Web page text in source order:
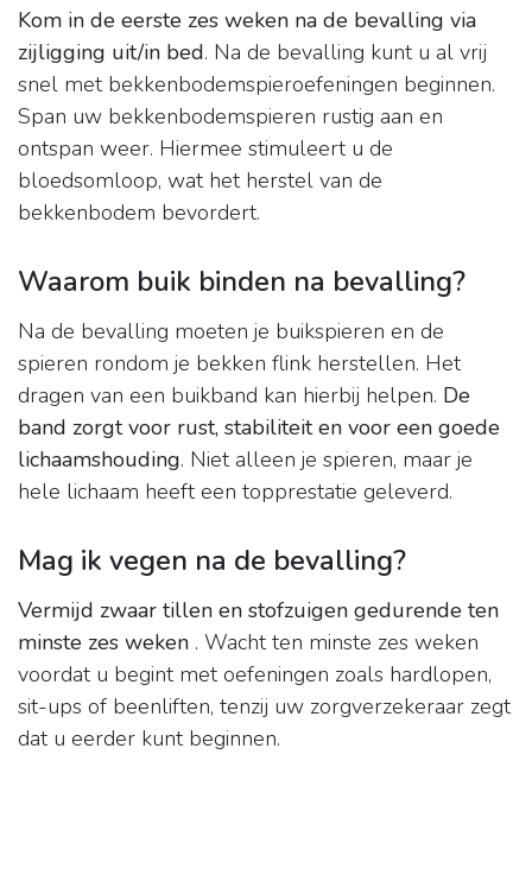
Kom in de eerste zes weken na de bevalling via
zijligging uit/in bed. Na de bevalling kunt u al vrij
snel met bekkenbodemspieroefeningen beginnen.
Span uw bekkenbodemspieren rustig aan en
ontspan weer. Hiermee stimuleert u de
bloedsomloop, wat het herstel van de
bekkenbodem bevordert.
Waarom buik binden na bevalling?
Na de bevalling moeten je buikspieren en de
spieren rondom je bekken flink herstellen. Het
dragen van een buikband kan hierbij helpen. De
band zorgt voor rust, stabiliteit en voor een goede
lichaamshouding. Niet alleen je spieren, maar je
hele lichaam heeft een topprestatie geleverd.
Mag ik vegen na de bevalling?
Vermijd zwaar tillen en stofzuigen gedurende ten
minste zes weken . Wacht ten minste zes weken
voordat u begint met oefeningen zoals hardlopen,
sit-ups of beenliften, tenzij uw zorgverzekeraar zegt
dat u eerder kunt beginnen.